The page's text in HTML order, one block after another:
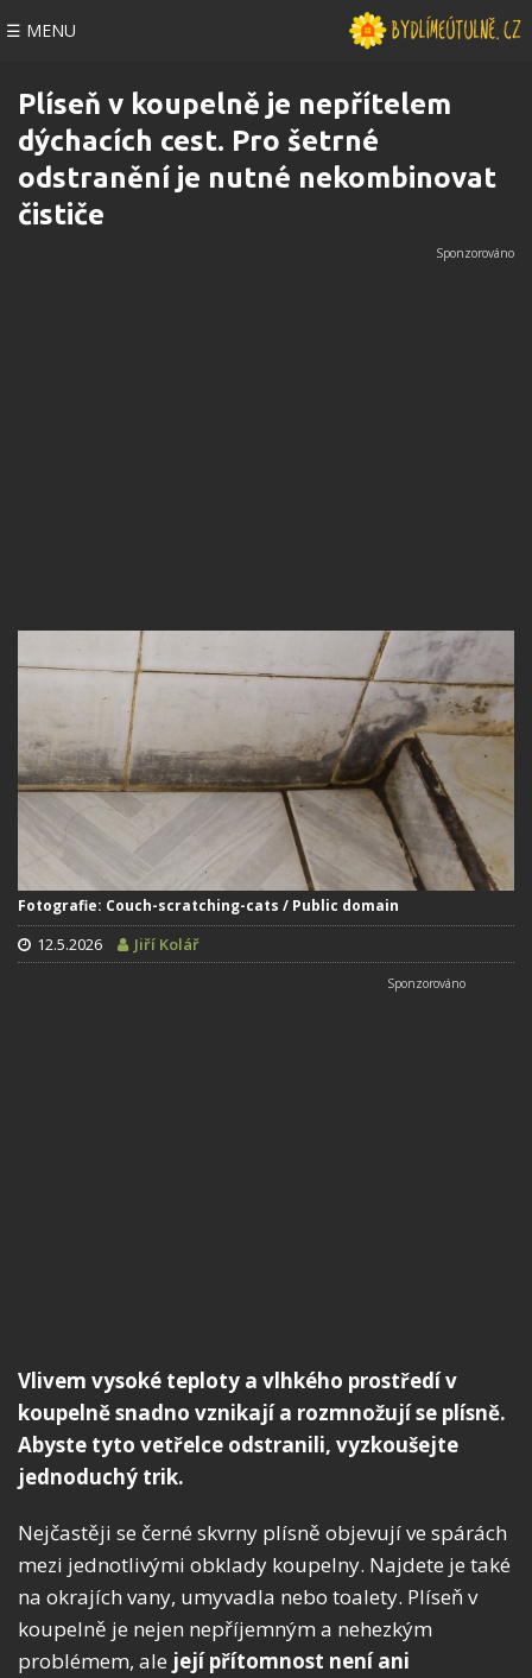
☰ MENU
Plíseň v koupelně je nepřítelem
dýchacích cest. Pro šetrné
odstranění je nutné nekombinovat
čističe
Fotografie: Couch-scratching-cats / Public domain
12.5.2026 Jiří Kolář
Vlivem vysoké teploty a vlhkého prostředí v
koupelně snadno vznikají a rozmnožují se plísně.
Abyste tyto vetřelce odstranili, vyzkoušejte
jednoduchý trik.
Nejčastěji se černé skvrny plísně objevují ve spárách
mezi jednotlivými obklady koupelny. Najdete je také
na okrajích vany, umyvadla nebo toalety. Plíseň v
koupelně je nejen nepříjemným a nehezkým
problémem, ale její přítomnost není ani